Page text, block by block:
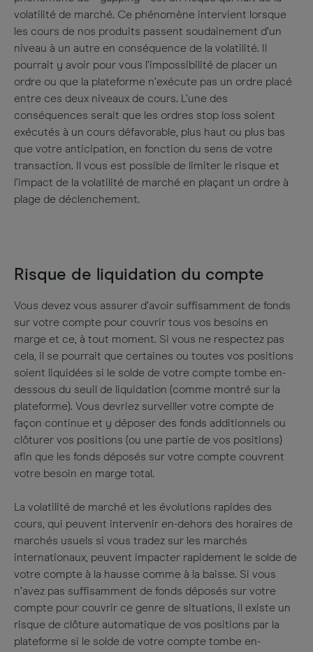
volatilité de marché. Ce phénomène intervient lorsque
les cours de nos produits passent soudainement d’un
niveau à un autre en conséquence de la volatilité. Il
pourrait y avoir pour vous l’impossibilité de placer un
ordre ou que la plateforme n’exécute pas un ordre placé
entre ces deux niveaux de cours. L’une des
conséquences serait que les ordres stop loss soient
exécutés à un cours défavorable, plus haut ou plus bas
que votre anticipation, en fonction du sens de votre
transaction. Il vous est possible de limiter le risque et
l’impact de la volatilité de marché en plaçant un ordre à
plage de déclenchement.
Risque de liquidation du compte
Vous devez vous assurer d’avoir suffisamment de fonds
sur votre compte pour couvrir tous vos besoins en
marge et ce, à tout moment. Si vous ne respectez pas
cela, il se pourrait que certaines ou toutes vos positions
soient liquidées si le solde de votre compte tombe en-
dessous du seuil de liquidation (comme montré sur la
plateforme). Vous devriez surveiller votre compte de
façon continue et y déposer des fonds additionnels ou
clôturer vos positions (ou une partie de vos positions)
afin que les fonds déposés sur votre compte couvrent
votre besoin en marge total.
La volatilité de marché et les évolutions rapides des
cours, qui peuvent intervenir en-dehors des horaires de
marchés usuels si vous tradez sur les marchés
internationaux, peuvent impacter rapidement le solde de
votre compte à la hausse comme à la baisse. Si vous
n’avez pas suffisamment de fonds déposés sur votre
compte pour couvrir ce genre de situations, il existe un
risque de clôture automatique de vos positions par la
plateforme si le solde de votre compte tombe en-